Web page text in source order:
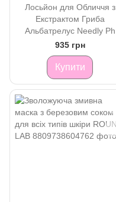
Лосьйон для Обличчя з
Екстрактом Гриба
Альбатрелус Needly Ph
Balancing Essence Lotion
935 грн
Купити